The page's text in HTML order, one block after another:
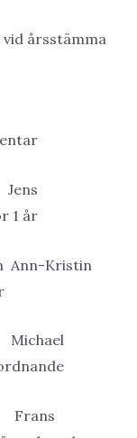
årsstämma
år
Kristin
Frans